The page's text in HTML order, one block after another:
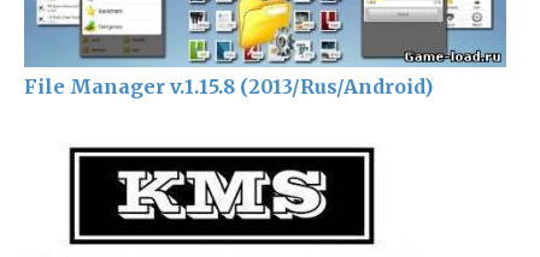
File Manager v.1.15.8 (2013/Rus/Android)